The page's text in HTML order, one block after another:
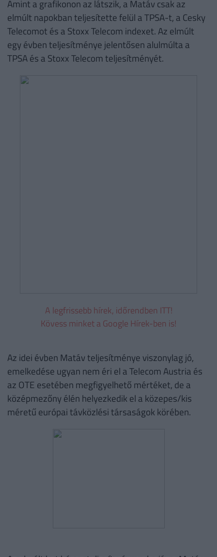
Amint a grafikonon az látszik, a Matáv csak az
elmúlt napokban teljesítette felül a TPSA-t, a Cesky
Telecomot és a Stoxx Telecom indexet. Az elmúlt
egy évben teljesítménye jelentősen alulmúlta a
TPSA és a Stoxx Telecom teljesítményét.
A legfrissebb hírek, időrendben ITT!
Kövess minket a Google Hírek-ben is!
Az idei évben Matáv teljesítménye viszonylag jó,
emelkedése ugyan nem éri el a Telecom Austria és
az OTE esetében megfigyelhető mértéket, de a
középmezőny élén helyezkedik el a közepes/kis
méretű európai távközlési társaságok körében.